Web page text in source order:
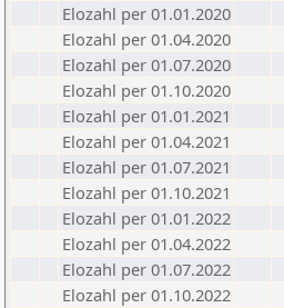
Elozahl per 01.01.2020
Elozahl per 01.04.2020
Elozahl per 01.07.2020
Elozahl per 01.10.2020
Elozahl per 01.01.2021
Elozahl per 01.04.2021
Elozahl per 01.07.2021
Elozahl per 01.10.2021
Elozahl per 01.01.2022
Elozahl per 01.04.2022
Elozahl per 01.07.2022
Elozahl per 01.10.2022